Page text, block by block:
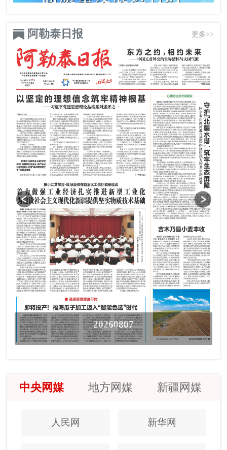
阿勒泰日报 更多>>
20260807
中央网媒 地方网媒 新疆网媒
人民网 新华网